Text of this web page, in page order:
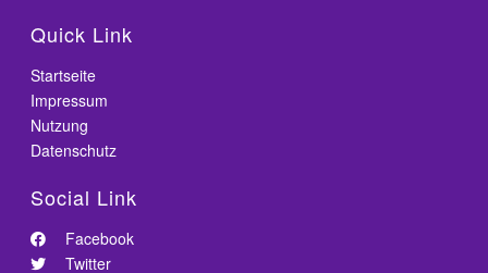
Quick Link
Startseite
Impressum
Nutzung
Datenschutz
Social Link
Facebook
Twitter